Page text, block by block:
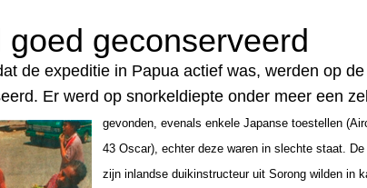
goed geconserveerd
de expeditie in Papua actief was, werden op
Er werd op snorkeldiepte onder meer een
gevonden, evenals enkele Japanse toestellen
43 Oscar), echter deze waren in slechte staat.
zijn inlandse duikinstructeur uit Sorong wilden in